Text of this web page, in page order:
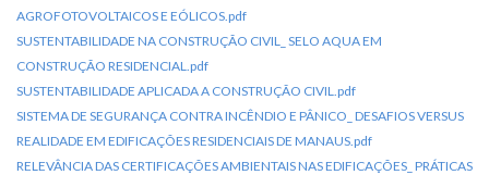
Transparência
e
Prestação
de
Contas
AGROFOTOVOLTAICOS E EÓLICOS.pdf
SUSTENTABILIDADE NA CONSTRUÇÃO CIVIL_ SELO AQUA EM
CONSTRUÇÃO RESIDENCIAL.pdf
SUSTENTABILIDADE APLICADA A CONSTRUÇÃO CIVIL.pdf
SISTEMA DE SEGURANÇA CONTRA INCÊNDIO E PÂNICO_ DESAFIOS VERSUS
REALIDADE EM EDIFICAÇÕES RESIDENCIAIS DE MANAUS.pdf
RELEVÂNCIA DAS CERTIFICAÇÕES AMBIENTAIS NAS EDIFICAÇÕES_ PRÁTICAS